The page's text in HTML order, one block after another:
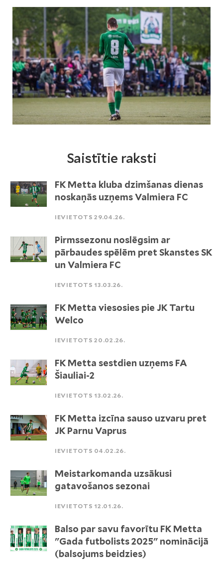
Saistītie raksti
FK Metta kluba dzimšanas dienas
noskaņās uzņems Valmiera FC
IEVIETOTS 29.04.26.
Pirmssezonu noslēgsim ar
pārbaudes spēlēm pret Skanstes SK
un Valmiera FC
IEVIETOTS 13.03.26.
FK Metta viesosies pie JK Tartu
Welco
IEVIETOTS 20.02.26.
FK Metta sestdien uzņems FA
Šiauliai-2
IEVIETOTS 13.02.26.
FK Metta izcīna sauso uzvaru pret
JK Parnu Vaprus
IEVIETOTS 04.02.26.
Meistarkomanda uzsākusi
gatavošanos sezonai
IEVIETOTS 12.01.26.
Balso par savu favorītu FK Metta
"Gada futbolists 2025" nominācijā
(balsojums beidzies)